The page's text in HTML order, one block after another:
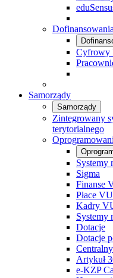
Dofinansowania
Cyfrowy
Samorządy
Samorządy
Zintegrowany
terytorialnego
Systemy
Sigma
Finanse
Płace
Kadry
Systemy
Dotacje
Dotacje
Artykuł
e-KZP